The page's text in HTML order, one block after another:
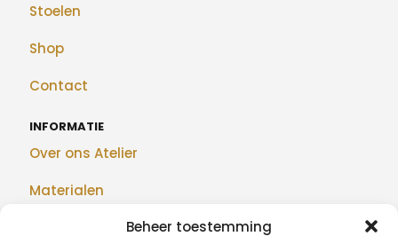
Beheer toestemming
Stoelen
Shop
Contact
INFORMATIE
Over ons Atelier
Materialen